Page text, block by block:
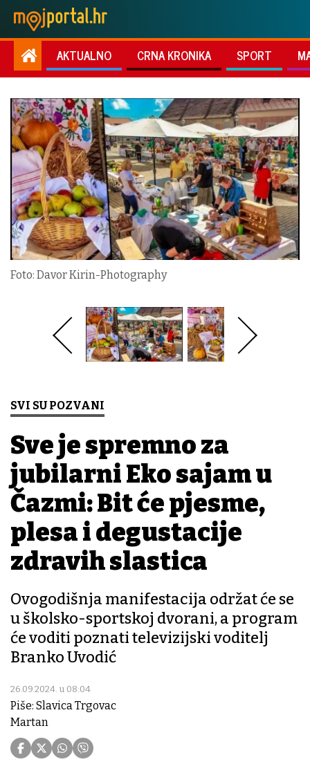
AKTUALNO CRNA KRONIKA SPORT
Foto: Davor Kirin-Photography
SVI SU POZVANI
Sve je spremno za
jubilarni Eko sajam u
Čazmi: Bit će pjesme,
plesa i degustacije
zdravih slastica
Ovogodišnja manifestacija održat će se
u školsko-sportskoj dvorani, a program
će voditi poznati televizijski voditelj
Branko Uvodić
26.09.2024. u 08:04
Piše: Slavica Trgovac
Martan